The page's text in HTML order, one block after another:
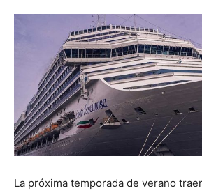
La próxima temporada de verano